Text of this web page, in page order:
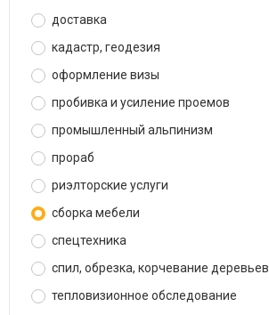
доставка
кадастр, геодезия
оформление визы
пробивка и усиление проемов
промышленный альпинизм
прораб
риэлторские услуги
сборка мебели
спецтехника
спил, обрезка, корчевание деревьев
тепловизионное обследование